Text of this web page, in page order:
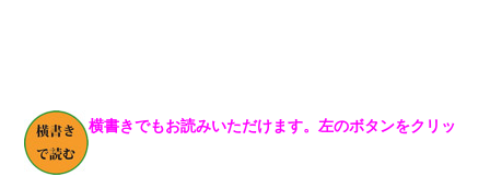
横書きでもお読みいただけます。左のボタンをクリッ